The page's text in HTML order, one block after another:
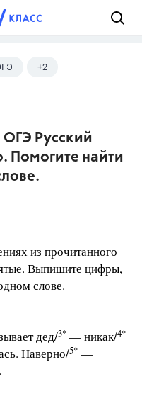
+2
ОГЭ Русский
Помогите найти
из прочитанного
Выпишите цифры,
слове.
дед/3* — никак/4*
Наверно/5* —